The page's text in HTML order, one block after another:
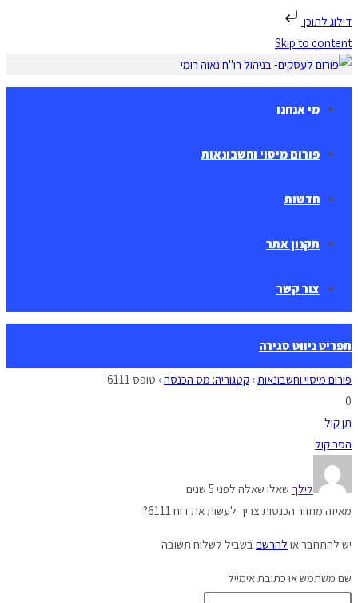
דילוג לתוכן
Skip to content
מי אנחנו
פורום מיסוי וחשבונאות
חדשות
תקנון אתר
צור קשר
תפריט ניווט סגירה
פורום מיסוי וחשבונאות› קטגוריה: מס הכנסה› טופס 6111
0
תן קול
הסר קול
לילך שאלו שאלה לפני 5 שנים
מאיזה מחזור הכנסות צריך לעשות את דוח 6111?
יש להתחבר או להרשם בשביל לשלוח תשובה
שם משתמש או כתובת אימייל